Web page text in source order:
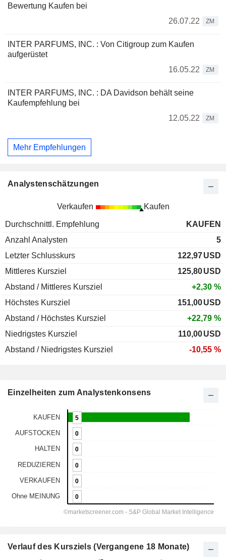
Bewertung Kaufen bei
26.07.22
ZM
INTER PARFUMS, INC. : Von Citigroup zum Kaufen
aufgerüstet
16.05.22
ZM
INTER PARFUMS, INC. : DA Davidson behält seine
Kaufempfehlung bei
12.05.22
ZM
Mehr Empfehlungen
Analystenschätzungen
Verkaufen Kaufen
Durchschnittl. Empfehlung
KAUFEN
Anzahl Analysten
5
Letzter Schlusskurs
122,97USD
Mittleres Kursziel
125,80USD
Abstand / Mittleres Kursziel
+2,30 %
Höchstes Kursziel
151,00USD
Abstand / Höchstes Kursziel
+22,79 %
Niedrigstes Kursziel
110,00USD
Abstand / Niedrigstes Kursziel
-10,55 %
Einzelheiten zum Analystenkonsens
Verlauf des Kursziels (Vergangene 18 Monate)